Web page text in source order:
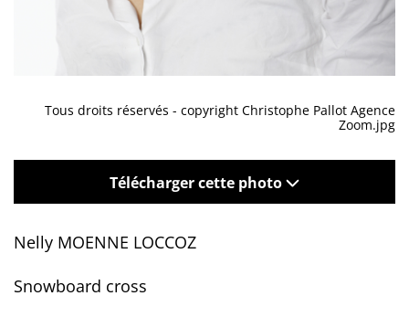
Tous droits réservés - copyright Christophe Pallot Agence
Zoom.jpg
Télécharger cette photo
Nelly MOENNE LOCCOZ
Snowboard cross